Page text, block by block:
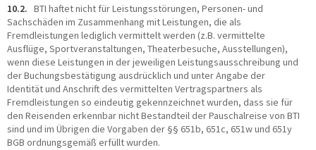
10.2. BTI haftet nicht für Leistungsstörungen, Personen- und
Sachschäden im Zusammenhang mit Leistungen, die als
Fremdleistungen lediglich vermittelt werden (z.B. vermittelte
Ausflüge, Sportveranstaltungen, Theaterbesuche, Ausstellungen),
wenn diese Leistungen in der jeweiligen Leistungsausschreibung und
der Buchungsbestätigung ausdrücklich und unter Angabe der
Identität und Anschrift des vermittelten Vertragspartners als
Fremdleistungen so eindeutig gekennzeichnet wurden, dass sie für
den Reisenden erkennbar nicht Bestandteil der Pauschalreise von BTI
sind und im Übrigen die Vorgaben der §§ 651b, 651c, 651w und 651y
BGB ordnungsgemäß erfüllt wurden.